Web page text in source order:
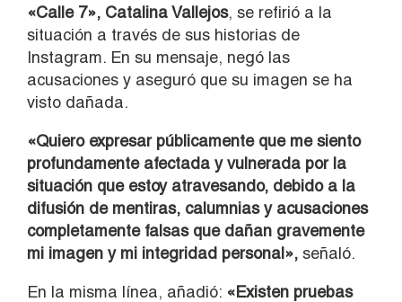
«Calle 7», Catalina Vallejos, se refirió a la
situación a través de sus historias de
Instagram. En su mensaje, negó las
acusaciones y aseguró que su imagen se ha
visto dañada.
«Quiero expresar públicamente que me siento
profundamente afectada y vulnerada por la
situación que estoy atravesando, debido a la
difusión de mentiras, calumnias y acusaciones
completamente falsas que dañan gravemente
mi imagen y mi integridad personal», señaló.
En la misma línea, añadió: «Existen pruebas